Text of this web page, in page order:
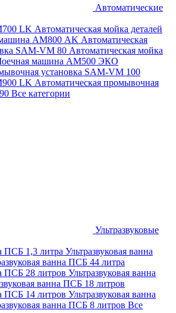
Автоматические
LK Автоматическая мойка деталей
АМ800 AK Автоматическая
SAM-VM 80 Автоматическая мойка
машина АМ500 ЭКО
установка SAM-VM 100
LK Автоматическая промывочная
Все категории
Ультразвуковые
ПСБ 1,3 литра Ультразвуковая ванна
ванна ПСБ 44 литра
ПСБ 28 литров Ультразвуковая ванна
ванна ПСБ 18 литров
ПСБ 14 литров Ультразвуковая ванна
ванна ПСБ 8 литров Все